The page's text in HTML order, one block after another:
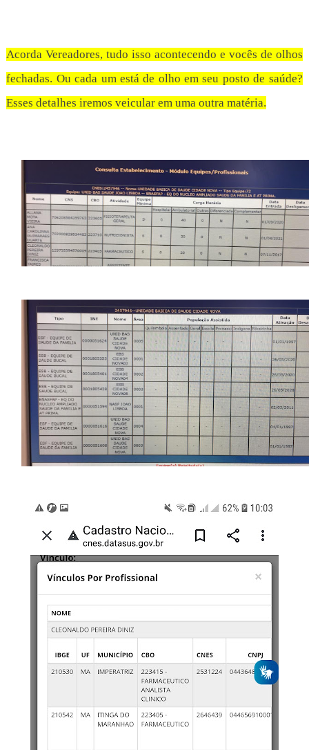
Acorda Vereadores, tudo isso acontecendo e vocês de olhos
fechadas. Ou cada um está de olho em seu posto de saúde?
Esses detalhes iremos veicular em uma outra matéria.